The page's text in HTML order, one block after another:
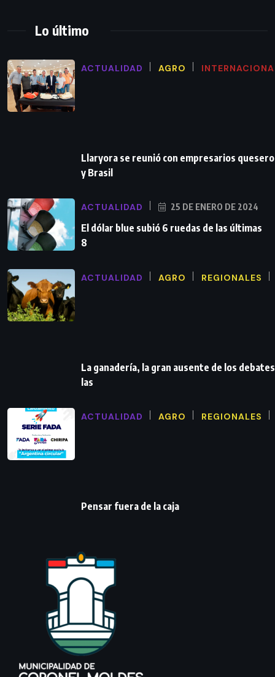
Lo último
ACTUALIDAD AGRO
Llaryora se reunió con empresarios
y Brasil
ACTUALIDAD 25 DE ENERO DE 2024
El dólar blue subió 6 ruedas de las últimas
8
ACTUALIDAD AGRO REGIONALES
La ganadería, la gran ausente de los
las
ACTUALIDAD AGRO REGIONALES
Pensar fuera de la caja